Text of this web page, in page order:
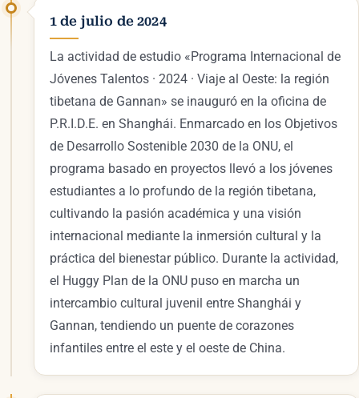
1 de julio de 2024
La actividad de estudio «Programa Internacional de
Jóvenes Talentos · 2024 · Viaje al Oeste: la región
tibetana de Gannan» se inauguró en la oficina de
P.R.I.D.E. en Shanghái. Enmarcado en los Objetivos
de Desarrollo Sostenible 2030 de la ONU, el
programa basado en proyectos llevó a los jóvenes
estudiantes a lo profundo de la región tibetana,
cultivando la pasión académica y una visión
internacional mediante la inmersión cultural y la
práctica del bienestar público. Durante la actividad,
el Huggy Plan de la ONU puso en marcha un
intercambio cultural juvenil entre Shanghái y
Gannan, tendiendo un puente de corazones
infantiles entre el este y el oeste de China.